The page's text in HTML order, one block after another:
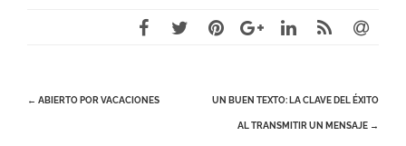
Navegación
← ABIERTO POR VACACIONES UN BUEN TEXTO: LA CLAVE DEL ÉXITO
AL TRANSMITIR UN MENSAJE →